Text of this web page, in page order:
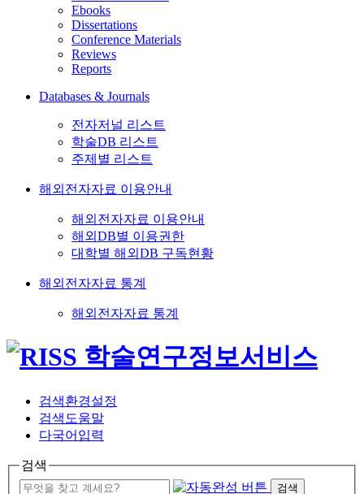
Ebooks
Dissertations
Conference Materials
Reviews
Reports
Databases & Journals
전자저널 리스트
학술DB 리스트
주제별 리스트
해외전자자료 이용안내
해외전자자료 이용안내
해외DB별 이용권한
대학별 해외DB 구독현황
해외전자자료 통계
해외전자자료 통계
검색환경설정
검색도움말
다국어입력
검색
검색